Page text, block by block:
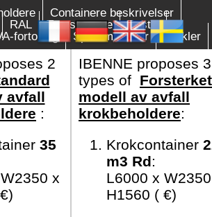
Containere beskrivelser
RAL Transportere
Bestill
fortolling Sporsmal/svar Artikler
2
avfall
:
35
x
IBENNE proposes 3
types of Forsterket
modell av avfall
krokbeholdere:
Krokcontainer
m3 Rd:
L6000 x
H1560 ( €)